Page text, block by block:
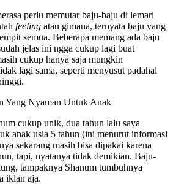
perlu memutar baju-baju di lemari
feeling atau gimana, ternyata baju yang
semua. Beberapa memang ada baju
jelas ini ngga cukup lagi buat
cukup hanya saja mungkin
lagi sama, seperti menyusut padahal
cukup unik, dua tahun lalu saya
anak usia 5 tahun (ini menurut informasi
sekarang masih bisa dipakai karena
tapi, nyatanya tidak demikian. Baju-
tampaknya Shanum tumbuhnya
iklan aja.